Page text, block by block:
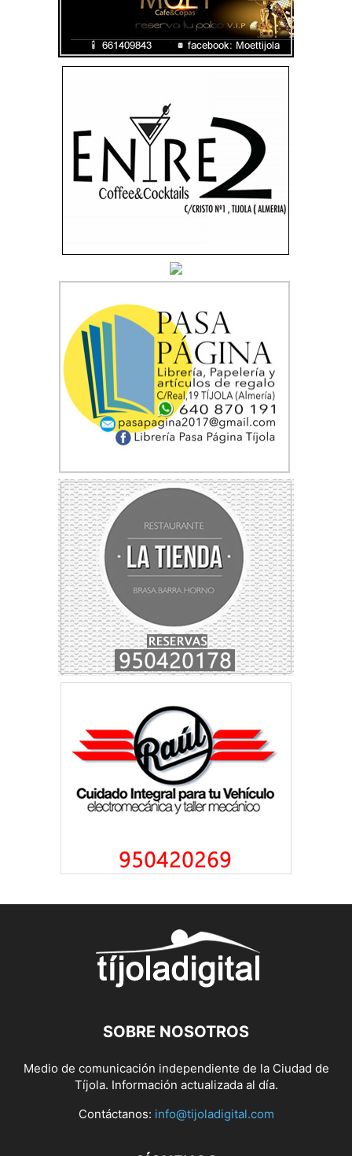
SOBRE NOSOTROS
Medio de comunicación independiente de la Ciudad de
Tíjola. Información actualizada al día.
Contáctanos: info@tijoladigital.com